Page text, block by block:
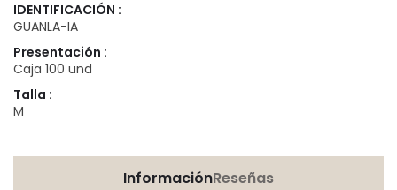
IDENTIFICACIÓN :
GUANLA-IA
Presentación :
Caja 100 und
Talla :
M
InformaciónReseñas